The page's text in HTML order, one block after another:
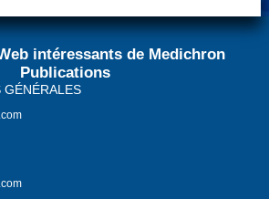
intéressants de Medichron
Publications
GÉNÉRALES